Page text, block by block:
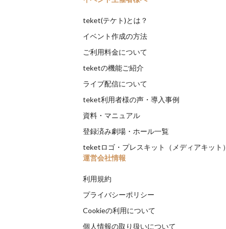
teket(テケト)とは？
イベント作成の方法
ご利用料金について
teketの機能ご紹介
ライブ配信について
teket利用者様の声・導入事例
資料・マニュアル
登録済み劇場・ホール一覧
teketロゴ・プレスキット（メディアキット）
運営会社情報
利用規約
プライバシーポリシー
Cookieの利用について
個人情報の取り扱いについて